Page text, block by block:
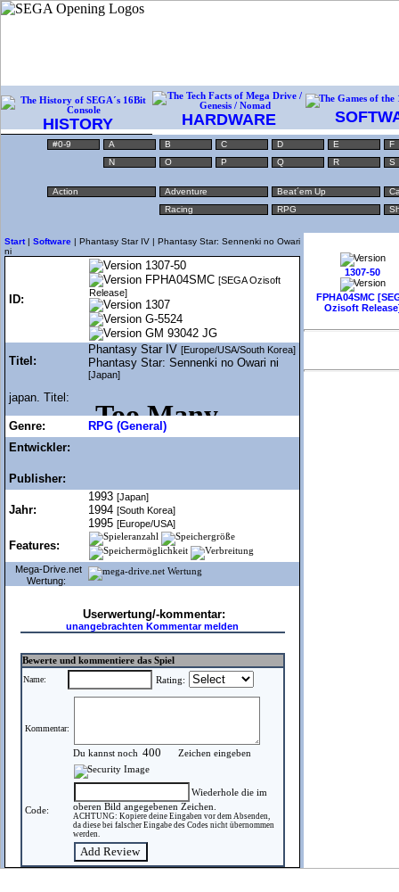
HISTORY HARDWARE
#0-9 A B C D E
F
N
O P Q R S
Action Adventure Beat´em Up
Racing
RPG
Start| Software | Phantasy Star IV | Phantasy Star: Sennenki no Owari
ni
ID:
1307-50
FPHA04SMC [SEGA Ozisoft
Release]
1307
G-5524
GM 93042 JG
Titel:
Phantasy Star IV [Europe/USA/South Korea]
Phantasy Star: Sennenki no Owari ni
[Japan]
japan. Titel:
Genre:
RPG (General)
Entwickler:
Publisher:
Jahr:
1993 [Japan]
1994 [South Korea]
1995 [Europe/USA]
Features:
Mega-Drive.net
Wertung:
Userwertung/-kommentar:
unangebrachten Kommentar melden
Bewerte und kommentiere das Spiel
Name:
Rating:
Kommentar:
Du kannst noch Zeichen eingeben
Code:
Wiederhole die im
oberen Bild angegebenen Zeichen.
ACHTUNG: Kopiere deine Eingaben vor dem Absenden,
da diese bei falscher Eingabe des Codes nicht übernommen
werden.
1307-50
FPHA04SMC
Ozisoft